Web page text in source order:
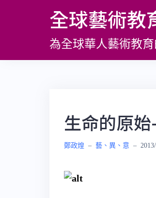
全球藝術教
為全球華人藝術教
生命的原始
鄭政煌 – 藝、異、意 –